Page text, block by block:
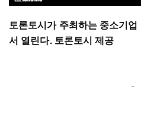
토론토시가 주최하는 중소기업
서 열린다. 토론토시 제공